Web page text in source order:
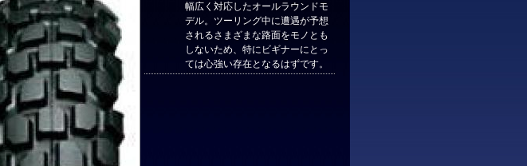
幅広く対応したオールラウンドモ
デル。ツーリング中に遭遇が予想
されるさまざまな路面をモノとも
しないため、特にビギナーにとっ
ては心強い存在となるはずです。